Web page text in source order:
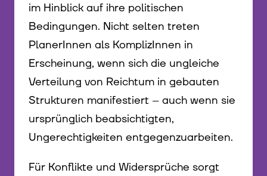
im Hinblick auf ihre politischen
Bedingungen. Nicht selten treten
PlanerInnen als KomplizInnen in
Erscheinung, wenn sich die ungleiche
Verteilung von Reichtum in gebauten
Strukturen manifestiert – auch wenn sie
ursprünglich beabsichtigten,
Ungerechtigkeiten entgegenzuarbeiten.
Für Konflikte und Widersprüche sorgt